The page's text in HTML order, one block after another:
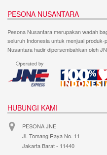
PESONA NUSANTARA
Pesona Nusantara merupakan wadah
seluruh Indonesia untuk menjual
Nusantara hadir dipersembahkan oleh
HUBUNGI KAMI
PESONA JNE
Jl. Tomang Raya No. 11
Jakarta Barat - 11440